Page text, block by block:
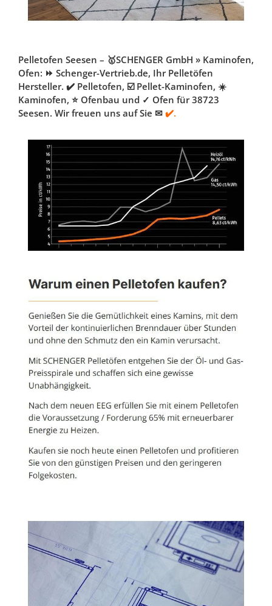
Pelletofen Seesen – 🥇SCHENGER GmbH » Kaminofen,
Ofen: ⏩ Schenger-Vertrieb.de, Ihr Pelletöfen
Hersteller. ✔️ Pelletofen, ☑️ Pellet-Kaminofen, ☀️
Kaminofen, ⭐ Ofenbau und ✓ Ofen für 38723
Seesen. Wir freuen uns auf Sie ✉ ✔️.